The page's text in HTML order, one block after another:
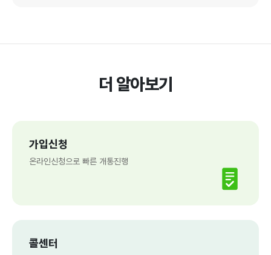
더 알아보기
가입신청
온라인신청으로 빠른 개통진행
콜센터